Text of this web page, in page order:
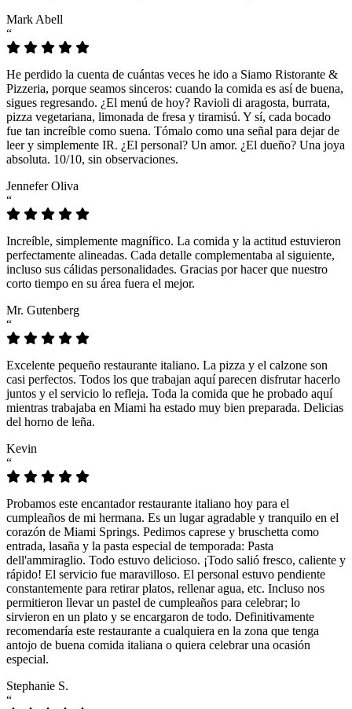
Mark Abell
“
He perdido la cuenta de cuántas veces he ido a Siamo Ristorante &
Pizzeria, porque seamos sinceros: cuando la comida es así de buena,
sigues regresando. ¿El menú de hoy? Ravioli di aragosta, burrata,
pizza vegetariana, limonada de fresa y tiramisú. Y sí, cada bocado
fue tan increíble como suena. Tómalo como una señal para dejar de
leer y simplemente IR. ¿El personal? Un amor. ¿El dueño? Una joya
absoluta. 10/10, sin observaciones.
Jennefer Oliva
“
Increíble, simplemente magnífico. La comida y la actitud estuvieron
perfectamente alineadas. Cada detalle complementaba al siguiente,
incluso sus cálidas personalidades. Gracias por hacer que nuestro
corto tiempo en su área fuera el mejor.
Mr. Gutenberg
“
Excelente pequeño restaurante italiano. La pizza y el calzone son
casi perfectos. Todos los que trabajan aquí parecen disfrutar hacerlo
juntos y el servicio lo refleja. Toda la comida que he probado aquí
mientras trabajaba en Miami ha estado muy bien preparada. Delicias
del horno de leña.
Kevin
“
Probamos este encantador restaurante italiano hoy para el
cumpleaños de mi hermana. Es un lugar agradable y tranquilo en el
corazón de Miami Springs. Pedimos caprese y bruschetta como
entrada, lasaña y la pasta especial de temporada: Pasta
dell'ammiraglio. Todo estuvo delicioso. ¡Todo salió fresco, caliente y
rápido! El servicio fue maravilloso. El personal estuvo pendiente
constantemente para retirar platos, rellenar agua, etc. Incluso nos
permitieron llevar un pastel de cumpleaños para celebrar; lo
sirvieron en un plato y se encargaron de todo. Definitivamente
recomendaría este restaurante a cualquiera en la zona que tenga
antojo de buena comida italiana o quiera celebrar una ocasión
especial.
Stephanie S.
“